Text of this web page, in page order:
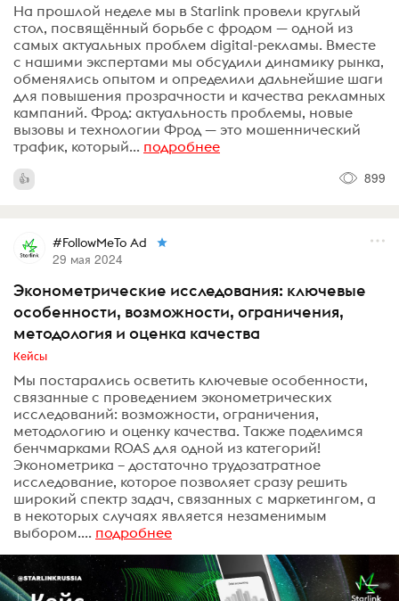
На прошлой неделе мы в Starlink провели круглый
стол, посвящённый борьбе с фродом — одной из
самых актуальных проблем digital-рекламы. Вместе
с нашими экспертами мы обсудили динамику рынка,
обменялись опытом и определили дальнейшие шаги
для повышения прозрачности и качества рекламных
кампаний. Фрод: актуальность проблемы, новые
вызовы и технологии Фрод — это мошеннический
трафик, который... подробнее
899
#FollowMeTo Ad
29 мая 2024
Эконометрические исследования: ключевые
особенности, возможности, ограничения,
методология и оценка качества
Кейсы
Мы постарались осветить ключевые особенности,
связанные с проведением эконометрических
исследований: возможности, ограничения,
методологию и оценку качества. Также поделимся
бенчмарками ROAS для одной из категорий!
Эконометрика – достаточно трудозатратное
исследование, которое позволяет сразу решить
широкий спектр задач, связанных с маркетингом, а
в некоторых случаях является незаменимым
выбором.... подробнее